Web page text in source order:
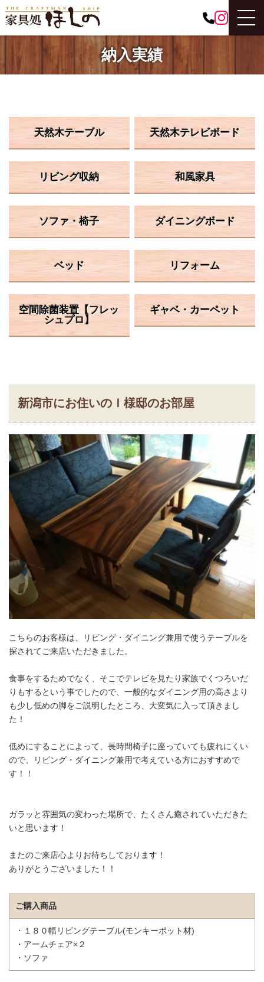
納入実績
天然木テーブル 天然木テレビボード
リビング収納 和風家具
ソファ・椅子 ダイニングボード
ベッド リフォーム
空間除菌装置【フレッ
シュプロ】
ギャベ・カーペット
新潟市にお住いのＩ様邸のお部屋
こちらのお客様は、リビング・ダイニング兼用で使うテーブルを
探されてご来店いただきました。
食事をするためでなく、そこでテレビを見たり家族でくつろいだ
りもするという事でしたので、一般的なダイニング用の高さより
も少し低めの脚をご説明したところ、大変気に入って頂きまし
た！
低めにすることによって、長時間椅子に座っていても疲れにくい
ので、リビング・ダイニング兼用で考えている方におすすめで
す！！
ガラッと雰囲気の変わった場所で、たくさん癒されていただきた
いと思います！
またのご来店心よりお待ちしております！
ありがとうございました！！
ご購入商品
・１８０幅リビングテーブル(モンキーポット材)
・アームチェア×２
・ソファ